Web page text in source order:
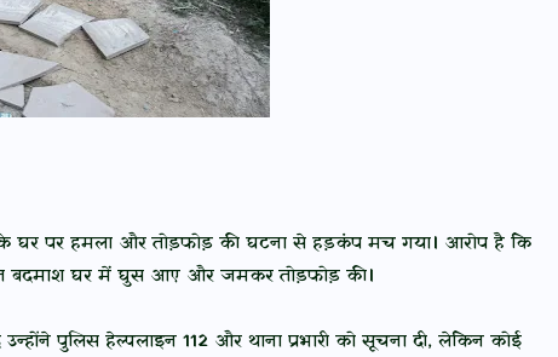
के घर पर हमला और तोड़फोड़ की घटना से हड़कंप मच गया। आरोप है कि
बदमाश घर में घुस आए और जमकर तोड़फोड़ की।
पुलिस हेल्पलाइन 112 और थाना प्रभारी को सूचना दी, लेकिन कोई